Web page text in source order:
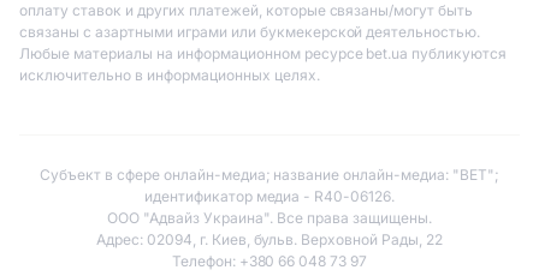
оплату ставок и других платежей, которые связаны/могут быть
связаны с азартными играми или букмекерской деятельностью.
Любые материалы на информационном ресурсе bet.ua публикуются
исключительно в информационных целях.
Субъект в сфере онлайн-медиа; название онлайн-медиа: "BET";
идентификатор медиа - R40-06126.
ООО "Адвайз Украина". Все права защищены.
Адрес: 02094, г. Киев, бульв. Верховной Рады, 22
Телефон: +380 66 048 73 97